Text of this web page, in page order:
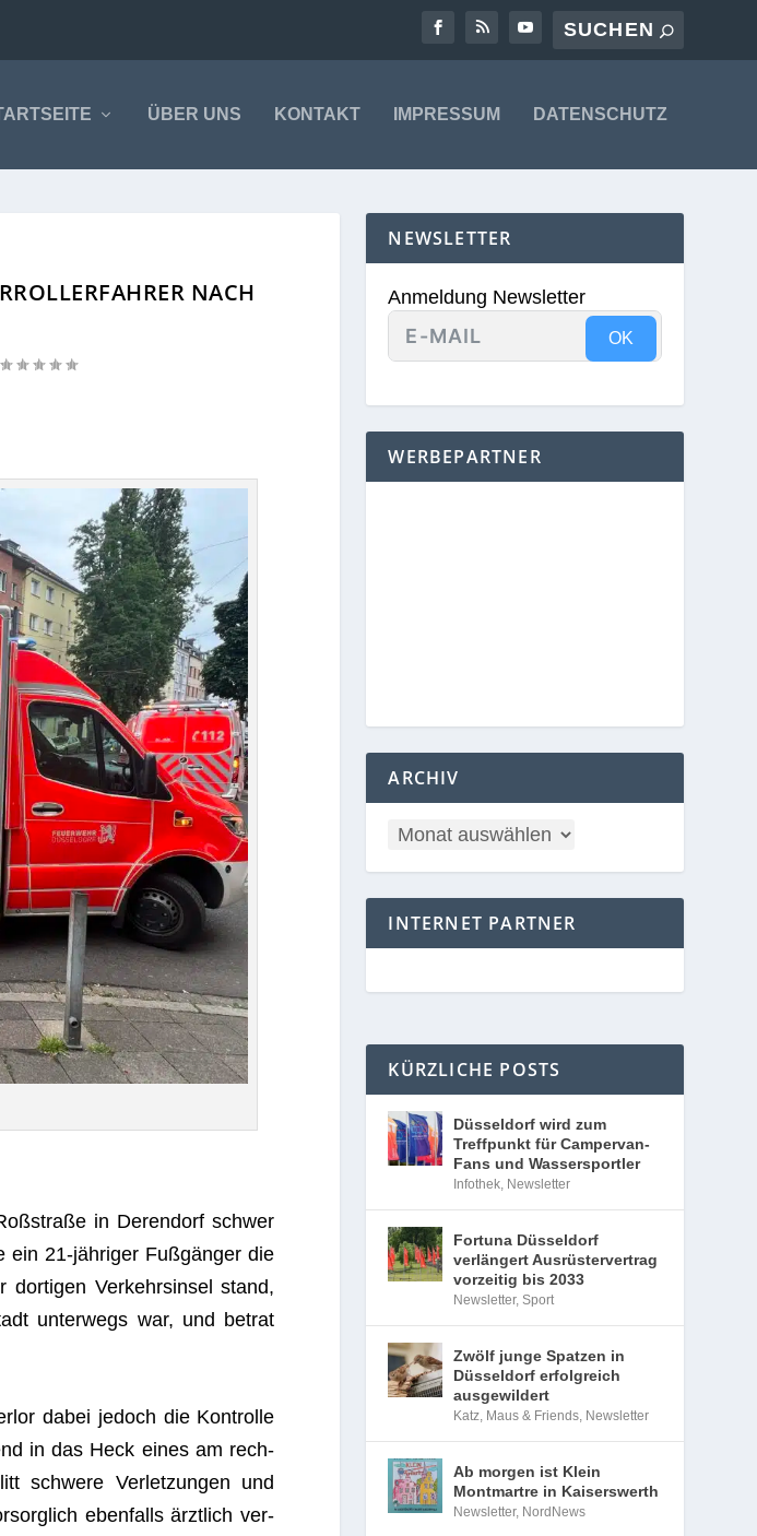
ÜBER UNS KONTAKT IMPRESSUM DATENSCHUTZ
NACH ST
in Deren­dorf schwer
ein 21-jäh­ri­ger Fuß­gän­ger die
Ver­kehrs­in­sel stand,
unter­wegs war, und betrat
dabei jedoch die Kon­trolle
in das Heck eines am rech­
schwere Ver­let­zun­gen und
eben­falls ärzt­lich ver­
NEWSLETTER
Anmeldung Newsletter
OK
WERBEPARTNER
ARCHIV
INTERNET PARTNER
KÜRZLICHE POSTS
Düsseldorf wird zum
Treffpunkt für Campervan-
Fans und Wassersportler
Infothek, Newsletter
Fortuna Düsseldorf
verlängert Ausrüstervertrag
vorzeitig bis 2033
Newsletter,Sport
Zwölf junge Spatzen in
Düsseldorf erfolgreich
ausgewildert
Katz, Maus & Friends, Newsletter
Ab morgen ist Klein
Montmartre in Kaiserswerth
Newsletter, NordNews